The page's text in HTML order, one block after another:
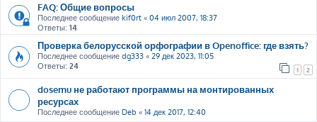
FAQ: Общие вопросы
Последнее сообщение kif0rt « 04 июл 2007, 18:37
Ответы: 14
Проверка белорусской орфографии в Openoffice: где взять?
Последнее сообщение dg333 « 29 дек 2023, 11:05
Ответы: 24 1 2
dosemu не работают программы на монтированных
ресурсах
Последнее сообщение Deb « 14 дек 2017, 12:40